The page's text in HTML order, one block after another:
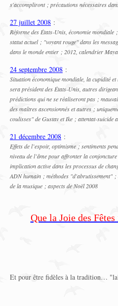
s'accompliront ; précautions nécessaires
27 juillet 2008 :
Réforme des États-Unis, économie
statut actuel ; "voyant rouge" dans les
dans le monde entier ; 2012, calendrier
24 septembre 2008 :
Situation économique mondiale, la cupidité
sera président des États-Unis, autres
prédictions qui ne se réaliseront pas ;
des maîtres ascensionnés et autres ;
coulisses" de Gustav et Ike ; attentat-suicide
21 décembre 2008 :
Effets de l’espoir, optimisme ; sentiments
niveau de l’âme pour affronter la
implication active dans les processus de
ADN humain ; méthodes "d'abrutissement" ;
de la musique ; aspects de Noël 2008
Que la Joie des
Et pour être fidèles à la tradition…